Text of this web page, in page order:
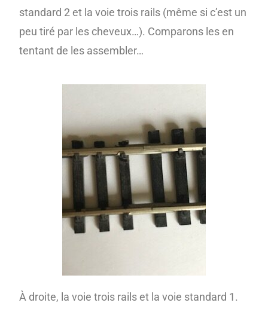
standard 2 et la voie trois rails (même si c’est un
peu tiré par les cheveux…). Comparons les en
tentant de les assembler…
À droite, la voie trois rails et la voie standard 1.